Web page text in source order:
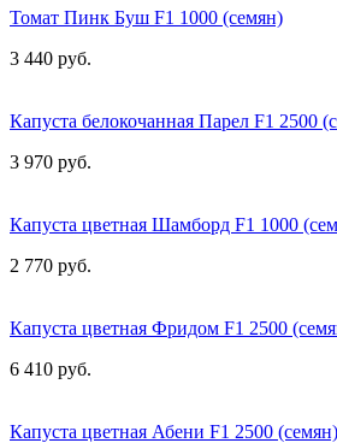
Томат Пинк Буш F1 1000 (семян)
3 440 руб.
Капуста белокочанная Парел F1 2500
3 970 руб.
Капуста цветная Шамборд F1 1000
2 770 руб.
Капуста цветная Фридом F1 2500
6 410 руб.
Капуста цветная Абени F1 2500 (семян)